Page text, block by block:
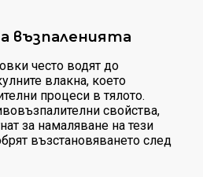
възпаленията
често водят до
влакна, което
процеси в тялото.
свойства,
за намаляване на тези
възстановяването след